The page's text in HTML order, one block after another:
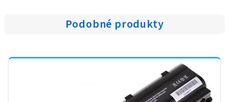
Podobné produkty